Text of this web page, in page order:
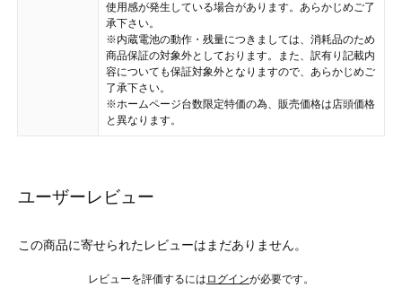
使用感が発生している場合があります。あらかじめご了
承下さい。
※内蔵電池の動作・残量につきましては、消耗品のため
商品保証の対象外としております。また、訳有り記載内
容についても保証対象外となりますので、あらかじめご
了承下さい。
※ホームページ台数限定特価の為、販売価格は店頭価格
と異なります。
ユーザーレビュー
この商品に寄せられたレビューはまだありません。
レビューを評価するには ログインが必要です。